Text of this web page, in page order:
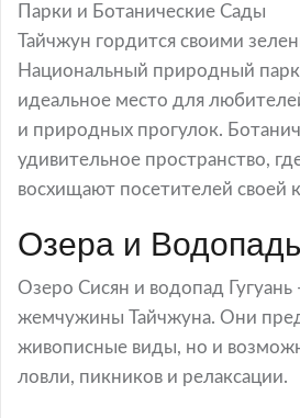
Парки и Ботанические Сады
Тайчжун гордится своими
Национальный природный
идеальное место для
и природных прогулок.
удивительное пространство,
восхищают посетителей своей
Озера и
Озеро Сисян и водопад
жемчужины Тайчжуна. Они
живописные виды, но и
ловли, пикников и релаксации.